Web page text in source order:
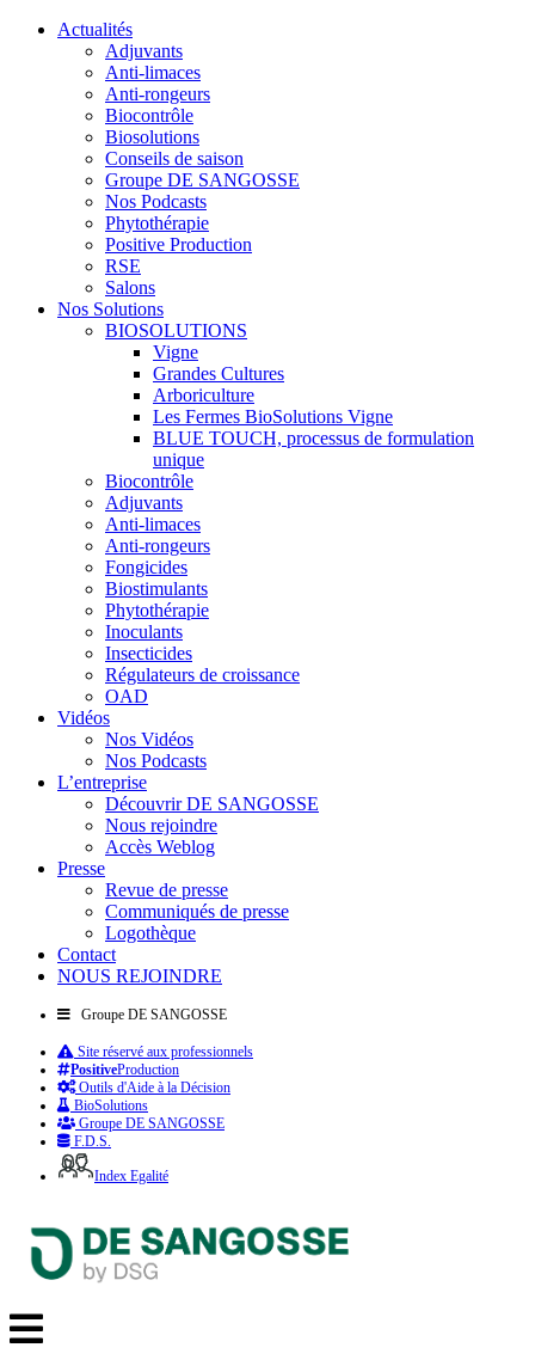
Actualités
Adjuvants
Anti-limaces
Anti-rongeurs
Biocontrôle
Biosolutions
Conseils de saison
Groupe DE SANGOSSE
Nos Podcasts
Phytothérapie
Positive Production
RSE
Salons
Nos Solutions
BIOSOLUTIONS
Vigne
Grandes Cultures
Arboriculture
Les Fermes BioSolutions Vigne
BLUE TOUCH, processus de formulation
unique
Biocontrôle
Adjuvants
Anti-limaces
Anti-rongeurs
Fongicides
Biostimulants
Phytothérapie
Inoculants
Insecticides
Régulateurs de croissance
OAD
Vidéos
Nos Vidéos
Nos Podcasts
L’entreprise
Découvrir DE SANGOSSE
Nous rejoindre
Accès Weblog
Presse
Revue de presse
Communiqués de presse
Logothèque
Contact
NOUS REJOINDRE
Groupe DE SANGOSSE
Site réservé aux professionnels
PositiveProduction
Outils d'Aide à la Décision
BioSolutions
Groupe DE SANGOSSE
F.D.S.
Index Egalité